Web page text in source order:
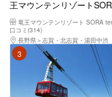
王マウンテンリゾート
ロープウェイ1日乗車券）
口コミ(314)
長野県
志賀・北志賀・湯田中渋
3位